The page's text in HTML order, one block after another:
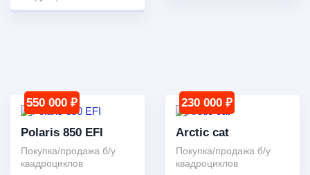
550 000 ₽
Polaris 850 EFI
Покупка/продажа б/у
квадроциклов
230 000 ₽
Arctic cat
Покупка/продажа б/у
квадроциклов